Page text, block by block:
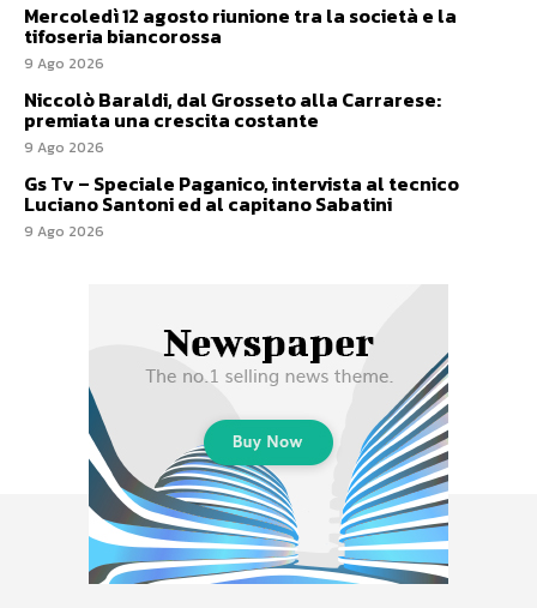
Mercoledì 12 agosto riunione tra la società e la
tifoseria biancorossa
9 Ago 2026
Niccolò Baraldi, dal Grosseto alla Carrarese:
premiata una crescita costante
9 Ago 2026
Gs Tv – Speciale Paganico, intervista al tecnico
Luciano Santoni ed al capitano Sabatini
9 Ago 2026